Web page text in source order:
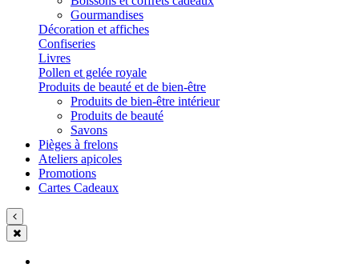
Gourmandises
Décoration et affiches
Confiseries
Livres
Pollen et gelée royale
Produits de beauté et de bien-être
Produits de bien-être intérieur
Produits de beauté
Savons
Pièges à frelons
Ateliers apicoles
Promotions
Cartes Cadeaux